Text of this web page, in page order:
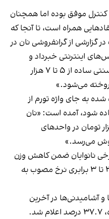
موفق بوده اما همچنان
همراه است، تا آنجا که
گزارشی از گرانفروشی نان در
اینترنتی خبرداد و
نوشت: «هر عدد بربری و سنگک سنتی ساده از ۵ تا ۷ هزار
به جای واژه تورم از
شود، آمده است: «نان
۴ هزار تومان و لواش ۲ هزار تومان در واحدهای
می‌رسد.»
نانوایان ضمن کاهش وزن
نان، همچنان نان را با قیمت‌های ۲ تا ۳ برابری نرخ مصوب به
آشامیدنی‌ها در آخرین